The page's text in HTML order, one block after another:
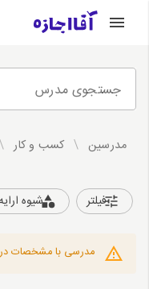
جستجوی مدرس
مدرسین / کسب و کار /
فیلتر شیوه
مدرسی با مشخصات